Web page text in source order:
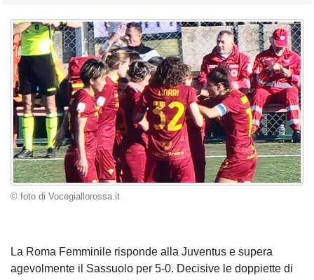
© foto di Vocegiallorossa.it
La Roma Femminile risponde alla Juventus e supera
agevolmente il Sassuolo per 5-0. Decisive le doppiette di